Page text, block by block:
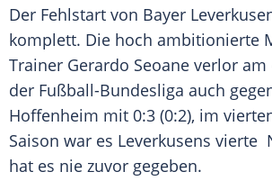
Der Fehlstart von Bayer
komplett. Die hoch ambitionierte
Trainer Gerardo Seoane verlor
der Fußball-Bundesliga auch
Hoffenheim mit 0:3 (0:2), im
Saison war es Leverkusens vierte
hat es nie zuvor gegeben.